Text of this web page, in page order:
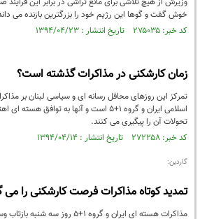
خوش گفت و گوها این رژیم خود را بزرگترین بازنده می
کد خبر: ۲۷۵۰۳۵ تاریخ انتشار : ۱۳۹۴/۰۴/۲۳
زمان کارشکنی در مذاکرات گذشته است؟
تمرکز این روزهای محافل رسانه ای و سیاسی لبنان بر
اسلامی ایران و گروه 1+5 است و آنها به توافق
تحولات آن را پیگیری می کنند.
کد خبر: ۲۷۲۲۵۸ تاریخ انتشار : ۱۳۹۴/۰۴/۱۴
گاردین:
تمدید کوتاه مذاکرات فرصت کارشکنی را می
مذاکرات هسته ای ایران و گروه 1+5